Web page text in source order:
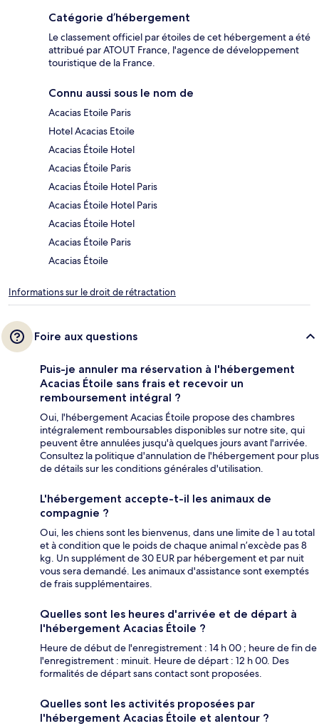
Catégorie d’hébergement
Le classement officiel par étoiles de cet hébergement a été
attribué par ATOUT France, l'agence de développement
touristique de la France.
Connu aussi sous le nom de
Acacias Etoile Paris
Hotel Acacias Etoile
Acacias Étoile Hotel
Acacias Étoile Paris
Acacias Étoile Hotel Paris
Acacias Étoile Hotel Paris
Acacias Étoile Hotel
Acacias Étoile Paris
Acacias Étoile
Informations sur le droit de rétractation
Foire aux questions
Puis-je annuler ma réservation à l'hébergement
Acacias Étoile sans frais et recevoir un
remboursement intégral ?
Oui, l'hébergement Acacias Étoile propose des chambres
intégralement remboursables disponibles sur notre site, qui
peuvent être annulées jusqu'à quelques jours avant l'arrivée.
Consultez la politique d'annulation de l'hébergement pour plus
de détails sur les conditions générales d'utilisation.
L'hébergement accepte-t-il les animaux de
compagnie ?
Oui, les chiens sont les bienvenus, dans une limite de 1 au total
et à condition que le poids de chaque animal n’excède pas 8
kg. Un supplément de 30 EUR par hébergement et par nuit
vous sera demandé. Les animaux d'assistance sont exemptés
de frais supplémentaires.
Quelles sont les heures d'arrivée et de départ à
l'hébergement Acacias Étoile ?
Heure de début de l'enregistrement : 14 h 00 ; heure de fin de
l'enregistrement : minuit. Heure de départ : 12 h 00. Des
formalités de départ sans contact sont proposées.
Quelles sont les activités proposées par
l'hébergement Acacias Étoile et alentour ?